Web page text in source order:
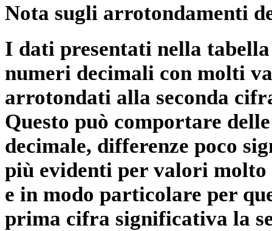
Nota sugli arrotondamenti
I dati presentati nella
numeri decimali con molti
arrotondati alla seconda
Questo può comportare
decimale, differenze poco
più evidenti per valori
e in modo particolare per
prima cifra significativa la